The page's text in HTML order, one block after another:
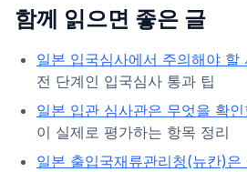
함께 읽으면 좋은 글
일본 입국심사에서 주의해야 할
전 단계인 입국심사 통과 팁
일본 입관 심사관은 무엇을 확
이 실제로 평가하는 항목 정리
일본 출입국재류관리청(뉴칸)은